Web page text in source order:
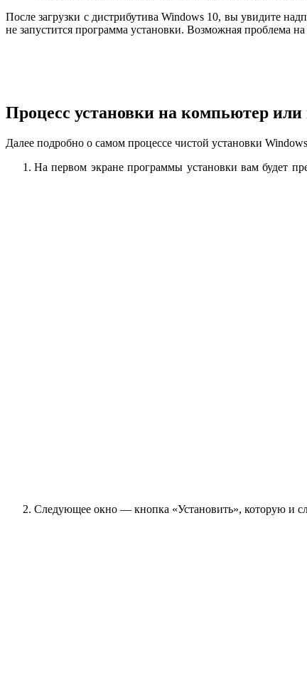
После загрузки с дистрибутива Windows 10, вы увидите
не запустится программа установки. Возможная проблема
Процесс установки на компьютер или
Далее подробно о самом процессе чистой установки
На первом экране программы установки вам будет
Следующее окно — кнопка «Установить», которую и